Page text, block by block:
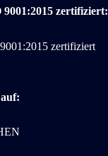
zertifiziert: